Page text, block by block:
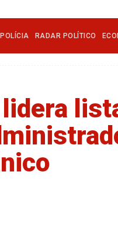
POLÍCIA RADAR POLÍTICO